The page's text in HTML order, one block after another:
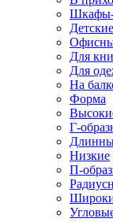
Шкафы-
Детские
Для
Для
На
Форма
Г-
Низкие
П-